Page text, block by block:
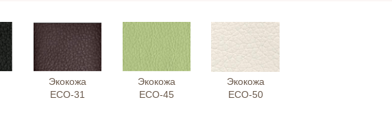
Экокожа
ЕСО-31
Экокожа
ЕСО-45
Экокожа
ЕСО-50